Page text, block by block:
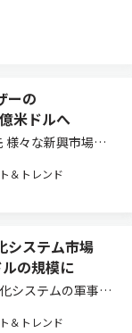
ーの
米ドルへ
々な新興市場で
度の実現，3D動
代モバイルデバイ
＆トレンド
システム市場
の規模に
システムの軍事向
世代技術と互換性
＆トレンド